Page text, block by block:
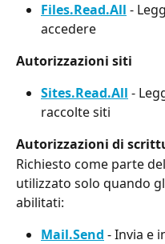
Files.Read.All -
accedere
Autorizzazioni siti
Sites.Read.All -
raccolte siti
Autorizzazioni di
Richiesto come parte
utilizzato solo quando
abilitati:
Mail.Send - Invia e